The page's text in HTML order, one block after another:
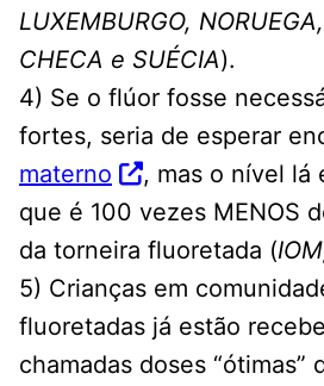
LUXEMBURGO,
CHECA e SUÉCIA).
4) Se o flúor fosse
fortes, seria de esperar
materno
, mas o nível lá
que é 100 vezes MENOS
da torneira fluoretada (
5) Crianças em
fluoretadas já estão
chamadas doses “ótimas”